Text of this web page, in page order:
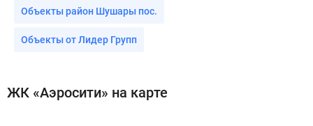
Объекты район Шушары пос.
Объекты от Лидер Групп
ЖК «Аэросити» на карте